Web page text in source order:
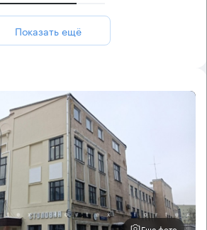
Показать ещё